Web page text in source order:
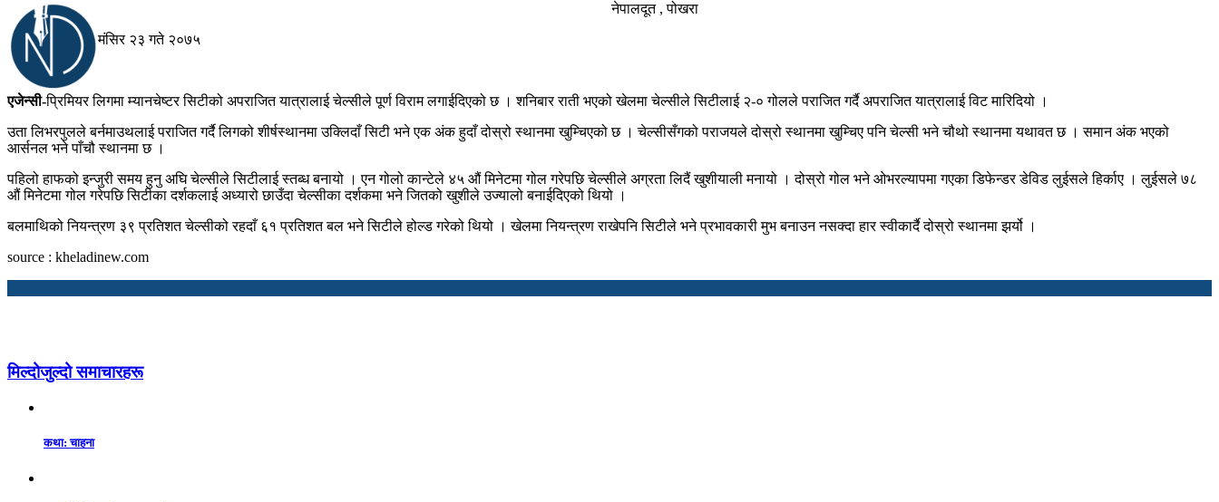
नेपालदूत , पोखरा
मंसिर २३ गते २०७५
एजेन्सी-प्रिमियर लिगमा म्यानचेष्टर सिटीको अपराजित यात्रालाई चेल्सीले पूर्ण विराम लगाईदिएको छ । शनिबार राती भएको खेलमा चेल्सीले सिटीलाई २-० गोलले पराजित गर्दै अपराजित यात्रालाई विट मारिदियो ।
उता लिभरपुलले बर्नमाउथलाई पराजित गर्दै लिगको शीर्षस्थानमा उक्लिदाँ सिटी भने एक अंक हुदाँ दोस्रो स्थानमा खुम्चिएको छ । चेल्सीसँगको पराजयले दोस्रो स्थानमा खुम्चिए पनि चेल्सी भने चौथो स्थानमा यथावत छ । समान अंक भएको
आर्सनल भने पाँचौ स्थानमा छ ।
पहिलो हाफको इन्जुरी समय हुनु अघि चेल्सीले सिटीलाई स्तब्ध बनायो । एन गोलो कान्टेले ४५ औं मिनेटमा गोल गरेपछि चेल्सीले अग्रता लिदैं खुशीयाली मनायो । दोस्रो गोल भने ओभरल्यापमा गएका डिफेन्डर डेविड लुईसले हिर्काए । लुईसले ७८
औं मिनेटमा गोल गरेपछि सिटीका दर्शकलाई अध्यारो छाउँदा चेल्सीका दर्शकमा भने जितको खुशीले उज्यालो बनाईदिएको थियो ।
बलमाथिको नियन्त्रण ३९ प्रतिशत चेल्सीको रहदाँ ६१ प्रतिशत बल भने सिटीले होल्ड गरेको थियो । खेलमा नियन्त्रण राखेपनि सिटीले भने प्रभावकारी मुभ बनाउन नसक्दा हार स्वीकार्दै दोस्रो स्थानमा झर्यो ।
source : kheladinew.com
मिल्दोजुल्दो समाचारहरू
कथा: चाहना